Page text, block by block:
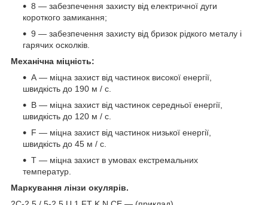
8 — забезпечення захисту від електричної дуги
короткого замикання;
9 — забезпечення захисту від бризок рідкого металу і
гарячих осколків.
Механічна міцність:
А — міцна захист від частинок високої енергії,
швидкість до 190 м / с.
В — міцна захист від частинок середньої енергії,
швидкість до 120 м / с.
F — міцна захист від частинок низької енергії,
швидкість до 45 м / с.
Т — міцна захист в умовах екстремальних
температур.
Маркування лінзи окулярів.